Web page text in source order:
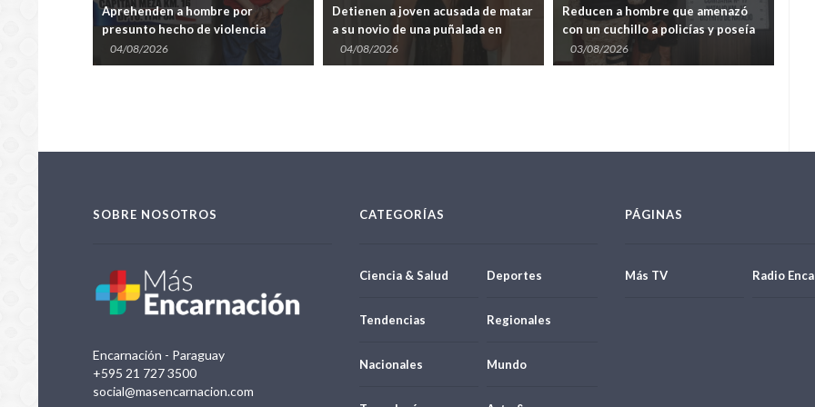
Aprehenden a hombre por
presunto hecho de violencia
familiar en Capitán Meza
04/08/2026
Detienen a joven acusada de matar
a su novio de una puñalada en
Resistencia, Chaco
04/08/2026
Reducen a hombre que amenazó
con un cuchillo a policías y poseía
orden de captura internacional en
Natalio
03/08/2026
SOBRE NOSOTROS
Encarnación - Paraguay
+595 21 727 3500
social@masencarnacion.com
CATEGORÍAS
Ciencia & Salud Deportes
Tendencias Regionales
Nacionales Mundo
PÁGINAS
Más TV Radio